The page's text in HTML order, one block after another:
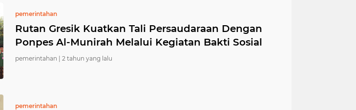
pemerintahan
Rutan Gresik Kuatkan Tali Persaudaraan Dengan
Ponpes Al-Munirah Melalui Kegiatan Bakti Sosial
pemerintahan | 2 tahun yang lalu
pemerintahan